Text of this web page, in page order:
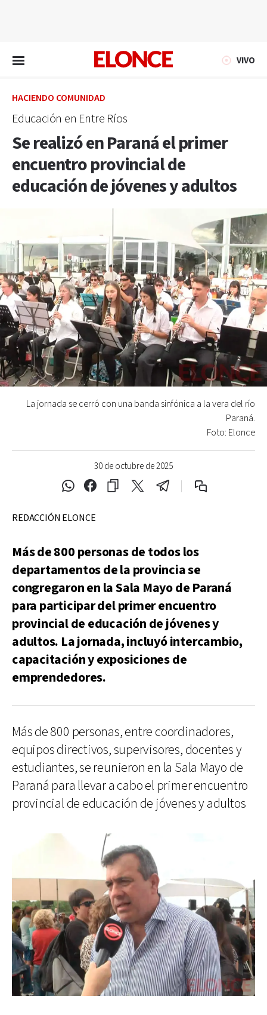
VIVO
HACIENDO COMUNIDAD
Educación en Entre Ríos
Se realizó en Paraná el primer
encuentro provincial de
educación de jóvenes y adultos
30 de octubre de 2025
La jornada se cerró con una banda sinfónica a la vera del río
Paraná.
Foto: Elonce
REDACCIÓN ELONCE
Más de 800 personas de todos los
departamentos de la provincia se
congregaron en la Sala Mayo de Paraná
para participar del primer encuentro
provincial de educación de jóvenes y
adultos. La jornada, incluyó intercambio,
capacitación y exposiciones de
emprendedores.
Más de 800 personas, entre coordinadores,
equipos directivos, supervisores, docentes y
estudiantes, se reunieron en la Sala Mayo de
Paraná para llevar a cabo el primer encuentro
provincial de educación de jóvenes y adultos